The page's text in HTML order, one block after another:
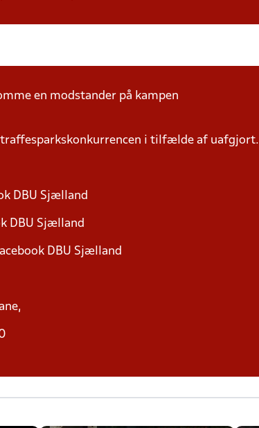
en modstander på kampen
i tilfælde af uafgjort.
DBU Sjælland
DBU Sjælland
DBU Sjælland